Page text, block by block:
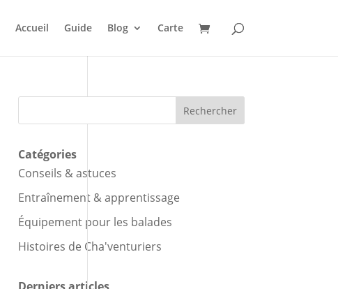
Accueil Guide Blog Carte
Rechercher
Catégories
Conseils & astuces
Entraînement & apprentissage
Équipement pour les balades
Histoires de Cha'venturiers